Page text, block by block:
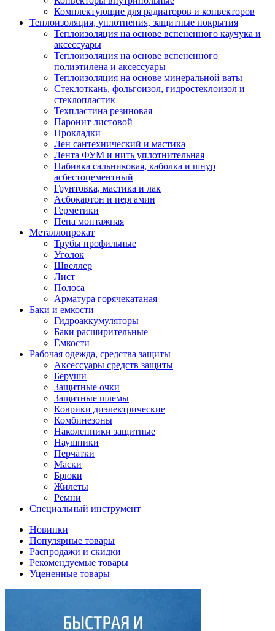
Комплектующие для радиаторов и конвекторов
Теплоизоляция, уплотнения, защитные покрытия
Теплоизоляция на основе вспененного каучука и
аксессуары
Теплоизоляция на основе вспененного
полиэтилена и аксессуары
Теплоизоляция на основе минеральной ваты
Стеклоткань, фольгоизол, гидростеклоизол и
стеклопластик
Техпластина резиновая
Паронит листовой
Прокладки
Лен сантехнический и мастика
Лента ФУМ и нить уплотнительная
Набивка сальниковая, каболка и шнур
асбестоцементный
Грунтовка, мастика и лак
Асбокартон и пергамин
Герметики
Пена монтажная
Металлопрокат
Трубы профильные
Уголок
Швеллер
Лист
Полоса
Арматура горячекатаная
Баки и емкости
Гидроаккумуляторы
Баки расширительные
Ёмкости
Рабочая одежда, средства защиты
Аксессуары средств защиты
Беруши
Защитные очки
Защитные шлемы
Коврики диэлектрические
Комбинезоны
Наколенники защитные
Наушники
Перчатки
Маски
Брюки
Жилеты
Ремни
Специальный инструмент
Новинки
Популярные товары
Распродажи и скидки
Рекомендуемые товары
Уцененные товары